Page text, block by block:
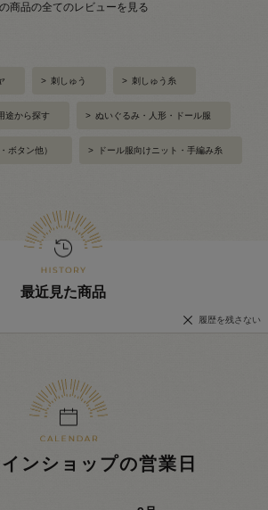
商品の全てのレビューを見る
> 刺しゅう > 刺しゅう糸
途から探す > ぬいぐるみ・人形・ドール服
ボタン他） > ドール服向けニット・手編み糸
最近見た商品
履歴を残さない
ンショップの営業日